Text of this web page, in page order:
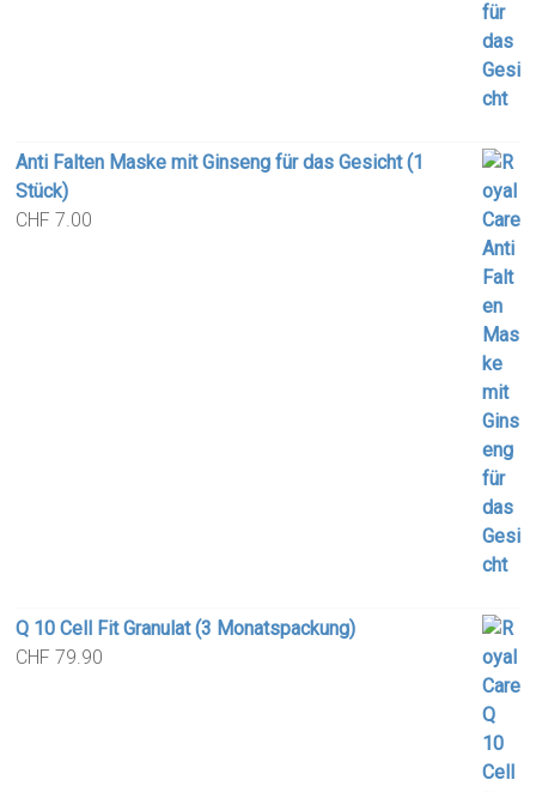
Anti Falten Maske mit Ginseng für das Gesicht (1
Stück)
CHF 7.00
Q 10 Cell Fit Granulat (3 Monatspackung)
CHF 79.90